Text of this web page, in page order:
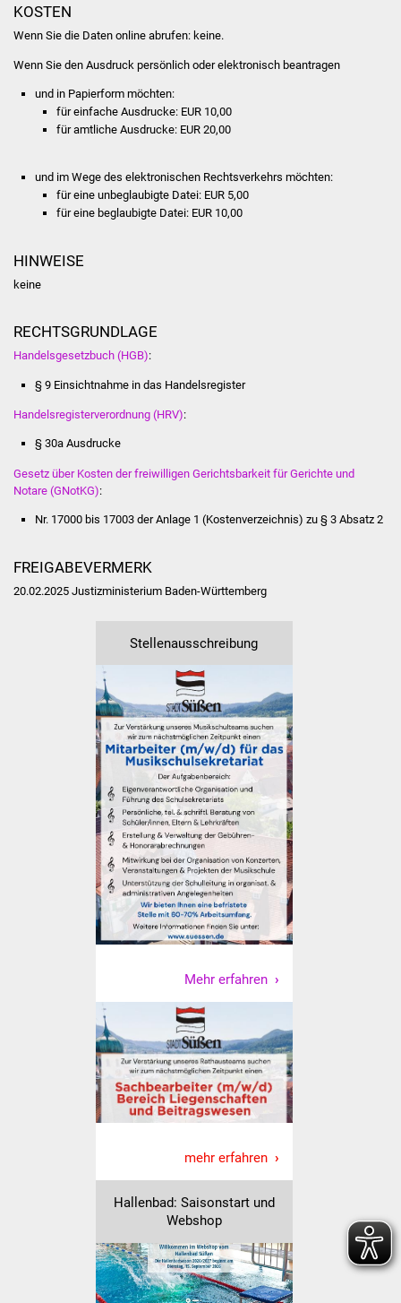
Lokale Agenda
Jugendhaus
Fachteam Jugend
Index
ÖPNV
Abfall und Entsorgung
Kultur & Freizeit
Veranstaltungen
Ostermarkt
Einrichtungen
Hallenbad
Stadtarchiv
Zehntscheuer
Vereine und Parteien
Selbsteintrag Vereine
KOSTEN
Wenn Sie die Daten online abrufen: keine.
Wenn Sie den Ausdruck persönlich oder elektronisch beantragen
und in Papierform möchten:
für einfache Ausdrucke: EUR 10,00
für amtliche Ausdrucke: EUR 20,00
und im Wege des elektronischen Rechtsverkehrs möchten:
für eine unbeglaubigte Datei: EUR 5,00
für eine beglaubigte Datei: EUR 10,00
HINWEISE
keine
RECHTSGRUNDLAGE
Handelsgesetzbuch (HGB):
§ 9 Einsichtnahme in das Handelsregister
Handelsregisterverordnung (HRV):
§ 30a Ausdrucke
Gesetz über Kosten der freiwilligen Gerichtsbarkeit für Gerichte und
Notare (GNotKG):
Nr. 17000 bis 17003 der Anlage 1 (Kostenverzeichnis) zu § 3 Absatz 2
FREIGABEVERMERK
20.02.2025 Justizministerium Baden-Württemberg
Stellenausschreibung
Mehr erfahren
mehr erfahren
Hallenbad: Saisonstart und
Webshop